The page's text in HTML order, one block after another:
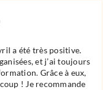
a été très positive.
et j’ai toujours
Grâce à eux,
! Je recommande